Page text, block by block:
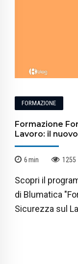
FORMAZIONE
Formazione
Lavoro: il
6min 1255
Scopri il
di Blumatica
Sicurezza sul